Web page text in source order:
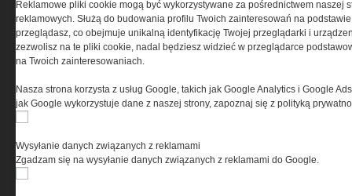
Ta witryna wykorzystuje pliki cookies do przechowywania
informacji na Twoim komputerze. Pliki cookies stosujemy
w celu świadczenia usług na najwyższym poziomie,
w tym w sposób dostosowany do indywidualnych potrzeb.
cookies oznacza, że będą one zamieszczane w Twoim
urządzeniu końcowym. W każdym momencie możesz
dokonać zmiany ustawień przeglądarki dotyczących
serwisu prosimy o zapoznanie się z naszą
prywatności
oraz informacją o cookies
Reklamowe pliki cookie mogą być wykorzystywane za pośrednictwem naszej
reklamowych. Służą do budowania profilu Twoich zainteresowań na
przeglądasz, co obejmuje unikalną identyfikację Twojej przeglądarki i
zezwolisz na te pliki cookie, nadal będziesz widzieć w przeglądarce
na Twoich zainteresowaniach.
Nasza strona korzysta z usług Google, takich jak Google Analytics i Google
jak Google wykorzystuje dane z naszej strony, zapoznaj się z polityką
Wysyłanie danych związanych z reklamami
Zgadzam się na wysyłanie danych związanych z reklamami do Google.